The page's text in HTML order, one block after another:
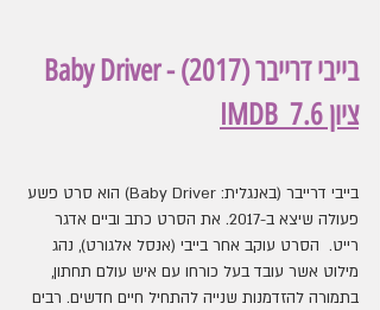
Baby Driver - (2017) בייבי דרייבר
ציון IMDB  7.6
בייבי דרייבר (באנגלית: Baby Driver) הוא סרט פשע
פעולה שיצא ב-2017. את הסרט כתב וביים אדגר
רייט.  הסרט עוקב אחר בייבי (אנסל אלגורט), נהג
מילוט אשר עובד בעל כורחו עם איש עולם תחתון,
בתמורה להזדמנות שנייה להתחיל חיים חדשים. רבים